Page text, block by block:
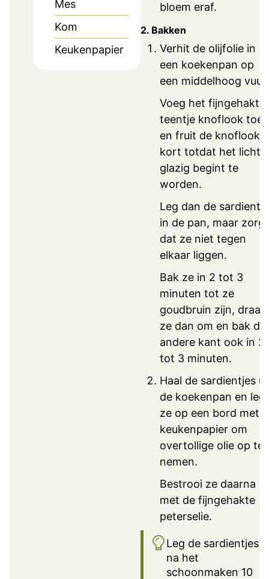
Mes
Kom
Keukenpapier
bloem eraf.
2. Bakken
Verhit de olijfolie in
een koekenpan op
een middelhoog vuur.
Voeg het fijngehakte
teentje knoflook toe
en fruit de knoflook
kort totdat het licht
glazig begint te
worden.
Leg dan de
in de pan, maar zorg
dat ze niet tegen
elkaar liggen.
Bak ze in 2 tot 3
minuten tot ze
goudbruin zijn, draai
ze dan om en bak de
andere kant ook in 2
tot 3 minuten.
Haal de sardientjes
de koekenpan en leg
ze op een bord met
keukenpapier om
overtollige olie op te
nemen.
Bestrooi ze daarna
met de fijngehakte
peterselie.
Leg de sardientjes
na het
schoonmaken 10